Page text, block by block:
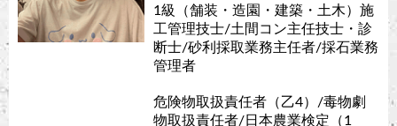
1級（舗装・造園・建築・土木）施
工管理技士/土間コン主任技士・診
断士/砂利採取業務主任者/採石業務
管理者
危険物取扱責任者（乙4）/毒物劇
物取扱責任者/日本農業検定（1